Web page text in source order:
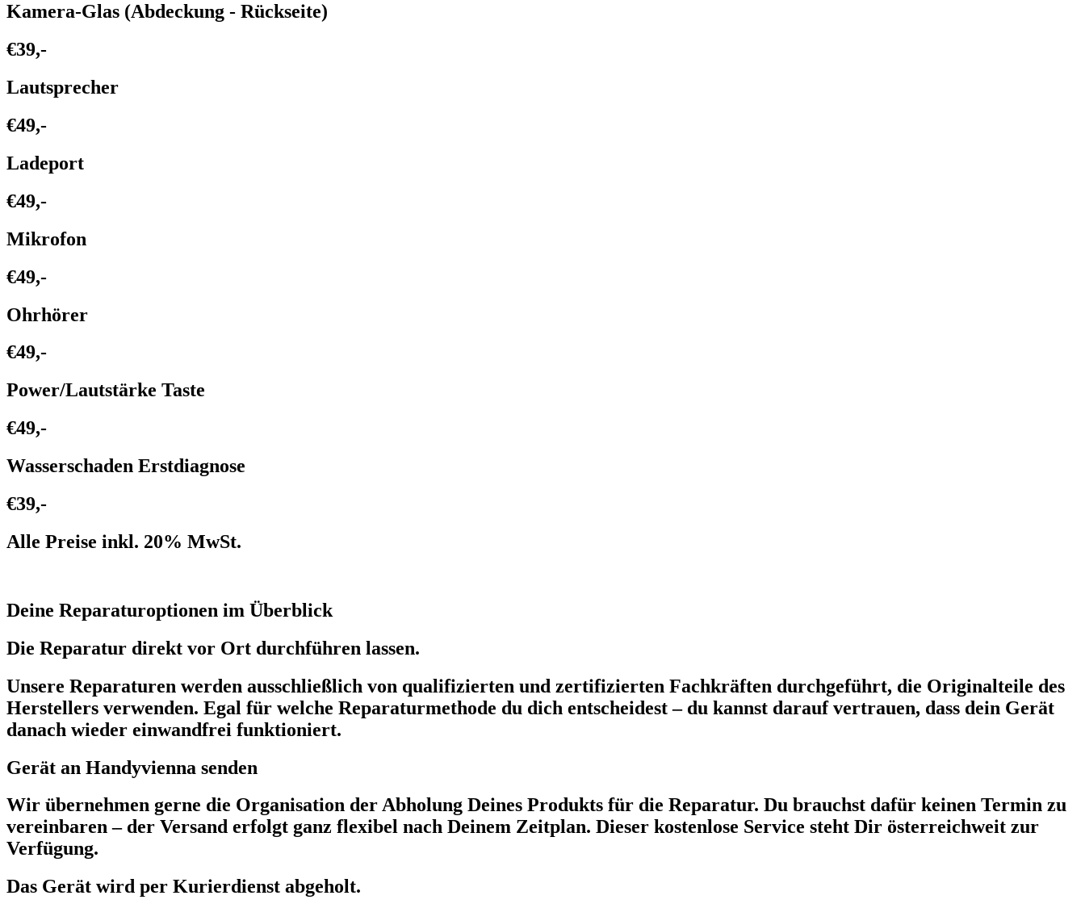
Kamera-Glas (Abdeckung - Rückseite)
€39,-
Lautsprecher
€49,-
Ladeport
€49,-
Mikrofon
€49,-
Ohrhörer
€49,-
Power/Lautstärke Taste
€49,-
Wasserschaden Erstdiagnose
€39,-
Alle Preise inkl. 20% MwSt.
Deine Reparaturoptionen im Überblick
Die Reparatur direkt vor Ort durchführen lassen.
Unsere Reparaturen werden ausschließlich von qualifizierten und zertifizierten Fachkräften durchgeführt, die Originalteile des
Herstellers verwenden. Egal für welche Reparaturmethode du dich entscheidest – du kannst darauf vertrauen, dass dein Gerät
danach wieder einwandfrei funktioniert.
Gerät an Handyvienna senden
Wir übernehmen gerne die Organisation der Abholung Deines Produkts für die Reparatur. Du brauchst dafür keinen Termin zu
vereinbaren – der Versand erfolgt ganz flexibel nach Deinem Zeitplan. Dieser kostenlose Service steht Dir österreichweit zur
Verfügung.
Das Gerät wird per Kurierdienst abgeholt.